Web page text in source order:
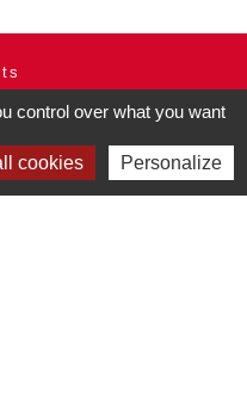
Pullay
18 58
control over what you want
cookies Personalize